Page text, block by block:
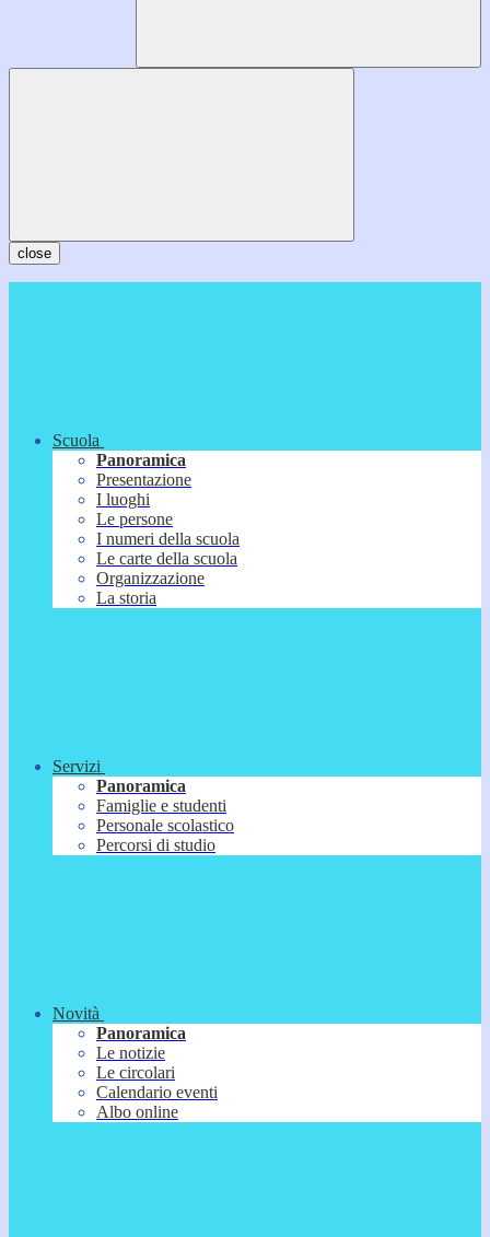
close
Scuola
Panoramica
Presentazione
I luoghi
Le persone
I numeri della scuola
Le carte della scuola
Organizzazione
La storia
Servizi
Panoramica
Famiglie e studenti
Personale scolastico
Percorsi di studio
Novità
Panoramica
Le notizie
Le circolari
Calendario eventi
Albo online